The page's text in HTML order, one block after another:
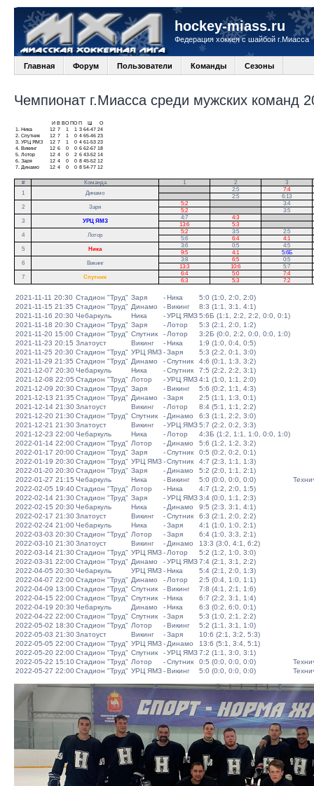
hockey-miass.ru
Федерация хоккея с шайбой г.Миасса
Главная Форум Пользователи Команды Сезоны
Чемпионат г.Миасса среди мужских команд
И В ВО ПО П
О
1.
Ника 12 7 1 1 3 64-47 24
2. Спутник 12 7 1 0 4 65-46 23
3. УРЦ ЯМЗ 12 7 1 0 4 61-53 23
4.
Викинг 12 6 0 0 6 62-67 18
5. Лотор 12 4 0 2 6 43-52 14
6. Заря 12 4 0 0 8 45-52 12
7.
Динамо 12 4 0 0 8 54-77 12
# Команда 1 2
3
1
Динамо
2:5
7:4
2:5
6:13
2
Заря
5:2
3:4
5:2
3:5
3
УРЦ ЯМЗ
4:7 4:3
13:6
5:3
4
Лотор
5:2 3:5 2:5
5:6
6:4 4:1
5
Ника
3:6 0:5
4:5
9:5
4:1
5:6Б
6
Викинг
3:8 6:5
0:5
13:3
10:6
5:7
7
Спутник
6:4 5:0
7:4
6:3
5:3 7:2
2021-11-11 20:30 Стадион "Труд" Заря -Ника
5:0 (1:0, 2:0, 2:0)
2021-11-15 21:35 Стадион "Труд" Динамо -Викинг
8:3 (1:1, 3:1, 4:1)
2021-11-16 20:30 Чебаркуль Ника -УРЦ ЯМЗ5:6Б (1:1, 2:2, 2:2, 0:0, 0:1)
2021-11-18 20:30 Стадион "Труд" Заря - Лотор
5:3 (2:1, 2:0, 1:2)
2021-11-20 15:00 Стадион "Труд" Спутник - Лотор
3:2Б (0:0, 2:2, 0:0, 0:0, 1:0)
2021-11-23 20:15 Златоуст Викинг -Ника
1:9 (1:0, 0:4, 0:5)
2021-11-25 20:30 Стадион "Труд" УРЦ ЯМЗ-Заря
5:3 (2:2, 0:1, 3:0)
2021-11-29 21:35 Стадион "Труд" Динамо -Спутник
4:6 (0:1, 1:3, 3:2)
2021-12-07 20:30Чебаркуль Ника -Спутник
7:5 (2:2, 2:2, 3:1)
2021-12-08 22:05 Стадион "Труд" Лотор -УРЦ ЯМЗ4:1 (1:0, 1:1, 2:0)
2021-12-09 20:30Стадион "Труд" Заря -Викинг
5:6 (0:2, 1:1, 4:3)
2021-12-13 21:35 Стадион "Труд" Динамо -Заря
2:5 (1:1, 1:3, 0:1)
2021-12-14 21:30Златоуст Викинг - Лотор
8:4 (5:1, 1:1, 2:2)
2021-12-20 21:30Стадион "Труд" Спутник - Динамо
6:3 (1:1, 2:2, 3:0)
2021-12-21 21:30Златоуст Викинг -УРЦ ЯМЗ5:7 (2:2, 0:2, 3:3)
2021-12-23 22:00Чебаркуль Ника - Лотор
4:3Б (1:2, 1:1, 1:0, 0:0, 1:0)
2022-01-14 22:00Стадион "Труд" Лотор - Динамо
5:6 (1:2, 1:2, 3:2)
2022-01-17 20:00Стадион "Труд" Заря -Спутник
0:5 (0:2, 0:2, 0:1)
2022-01-19 20:30Стадион "Труд" УРЦ ЯМЗ-Спутник
4:7 (2:3, 1:1, 1:3)
2022-01-20 20:30Стадион "Труд" Заря - Динамо
5:2 (2:0, 1:1, 2:1)
2022-01-27 21:15 Чебаркуль Ника -Викинг 5:0 (0:0, 0:0, 0:0)
2022-02-05 19:40Стадион "Труд" Лотор -Ника
4:7 (1:2, 2:0, 1:5)
2022-02-14 21:30Стадион "Труд" Заря -УРЦ ЯМЗ3:4 (0:0, 1:1, 2:3)
2022-02-15 20:30Чебаркуль Ника - Динамо
9:5 (2:3, 3:1, 4:1)
2022-02-17 21:30Златоуст Викинг -Спутник
6:3 (2:1, 2:0, 2:2)
2022-02-24 21:00Чебаркуль Ника -Заря
4:1 (1:0, 1:0, 2:1)
2022-03-03 20:30Стадион "Труд" Лотор -Заря
6:4 (1:0, 3:3, 2:1)
2022-03-10 21:30Златоуст Викинг - Динамо
13:3 (3:0, 4:1, 6:2)
2022-03-14 21:30Стадион "Труд" УРЦ ЯМЗ- Лотор
5:2 (1:2, 1:0, 3:0)
2022-03-31 22:00Стадион "Труд" Динамо -УРЦ ЯМЗ7:4 (2:1, 3:1, 2:2)
2022-04-05 20:30Чебаркуль УРЦ ЯМЗ-Ника
5:4 (2:1, 2:0, 1:3)
2022-04-07 22:00Стадион "Труд" Динамо - Лотор
2:5 (0:4, 1:0, 1:1)
2022-04-09 13:00Стадион "Труд" Спутник -Викинг
7:8 (4:1, 2:1, 1:6)
2022-04-15 22:00Стадион "Труд" Спутник -Ника
6:7 (2:2, 3:1, 1:4)
2022-04-19 20:30Чебаркуль Динамо -Ника
6:3 (0:2, 6:0, 0:1)
2022-04-22 22:00Стадион "Труд" Спутник -Заря
5:3 (1:0, 2:1, 2:2)
2022-05-02 18:30Стадион "Труд" Лотор -Викинг
5:2 (1:1, 3:1, 1:0)
2022-05-03 21:30Златоуст Викинг -Заря
10:6 (2:1, 3:2, 5:3)
2022-05-05 22:00Стадион "Труд" УРЦ ЯМЗ- Динамо
13:6 (5:1, 3:4, 5:1)
2022-05-20 22:00Стадион "Труд" Спутник -УРЦ ЯМЗ7:2 (1:1, 3:0, 3:1)
2022-05-22 15:10Стадион "Труд" Лотор -Спутник 0:5 (0:0, 0:0, 0:0)
2022-05-27 22:00Стадион "Труд" УРЦ ЯМЗ-Викинг 5:0 (0:0, 0:0, 0:0)